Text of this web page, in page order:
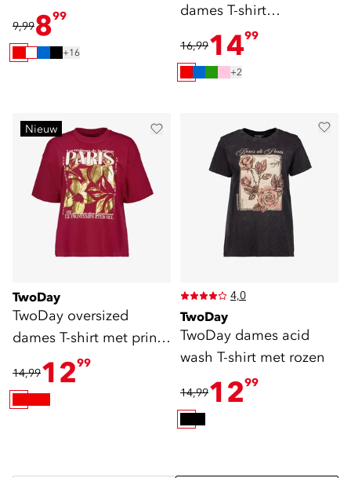
9,99899
+16
dames T-shirt
bordeauxrood
16,991499
+2
Nieuw
TwoDay
TwoDay oversized
dames T-shirt met print
rood goud
14,991299
4,0
TwoDay
TwoDay dames acid
wash T-shirt met rozen
14,991299